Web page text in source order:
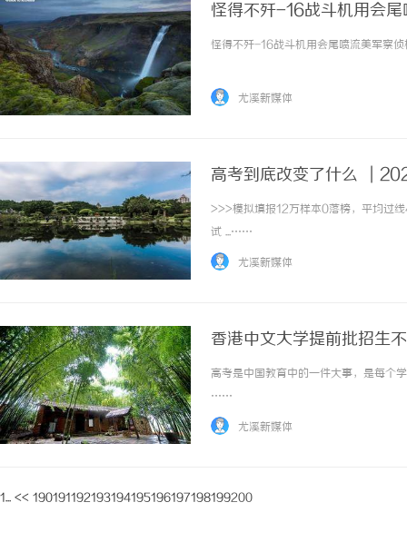
怪得不歼-16战斗机用会
怪得不歼-16战斗机用会尾喷流美军察
尤溪新媒体
高考到底改变了什么 ｜
>>>模拟填报12万样本0落榜，平均过
试 ...……
尤溪新媒体
香港中文大学提前批招生
高考是中国教育中的一件大事，是每个
……
尤溪新媒体
1... << 190191192193194195196197198199200